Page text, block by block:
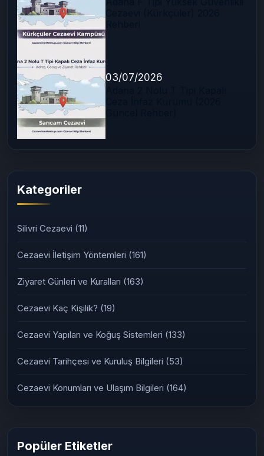
03/07/2026
Kategoriler
Silivri Cezaevi (11)
Cezaevi İletişim Yöntemleri (161)
Ziyaret Günleri ve Kuralları (163)
Cezaevi Kaç Kişilik? (19)
Cezaevi Yapıları ve Koğuş Sistemleri (133)
Cezaevi Tarihçesi ve Kuruluş Bilgileri (53)
Cezaevi Konumları ve Ulaşım Bilgileri (164)
Popüler Etiketler